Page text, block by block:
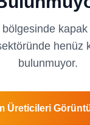
bölgesinde
henüz
bulunmuyor.
Üreticileri